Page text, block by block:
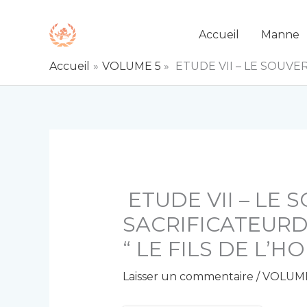
Accueil Manne
Accueil VOLUME 5 ETUDE VII – LE
ETUDE VII – LE
“ LE FILS DE
Laisser un commentaire /